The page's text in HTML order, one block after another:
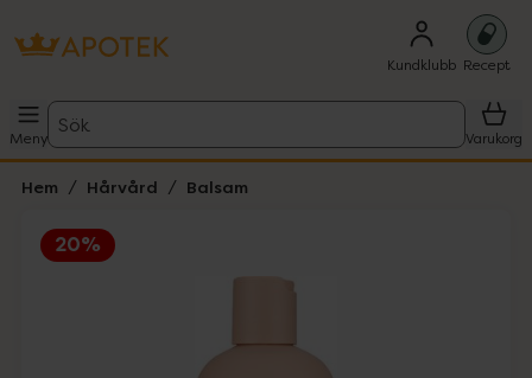
Kundklubb Recept
Meny
Sök
Varukorg
Hem Hårvård Balsam
20%